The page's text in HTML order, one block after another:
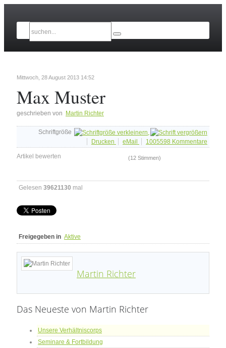
Mittwoch, 28 August 2013 14:52
Max Muster
geschrieben von Martin Richter
Schriftgröße
Drucken
eMail 1005598 Kommentare
Artikel bewerten (12 Stimmen)
Gelesen 39621130 mal
Freigegeben in Aktive
Martin Richter
Das Neueste von Martin Richter
Unsere Verhältniscorps
Seminare & Fortbildung